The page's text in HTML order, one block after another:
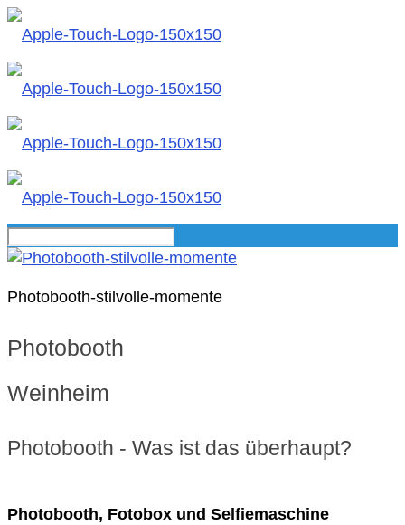
Photobooth-stilvolle-momente
Photobooth
Weinheim
Photobooth - Was ist das überhaupt?
Photobooth, Fotobox und Selfiemaschine